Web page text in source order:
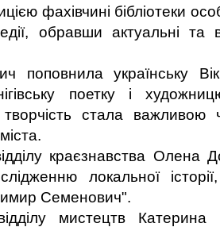
фахівчині бібліотеки
обравши актуальні
українську
поетку і
стала важливою
краєзнавства Олена
локальної
Семенович".
мистецтв